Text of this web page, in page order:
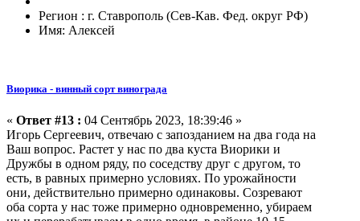
Регион : г. Ставрополь (Сев-Кав. Фед. округ РФ)
Имя: Алексей
Виорика - винный сорт винограда
« Ответ #13 : 04 Сентябрь 2023, 18:39:46 »
Игорь Сергеевич, отвечаю с запозданием на два года на
Ваш вопрос. Растет у нас по два куста Виорики и
Дружбы в одном ряду, по соседству друг с другом, то
есть, в равных примерно условиях. По урожайности
они, действительно примерно одинаковы. Созревают
оба сорта у нас тоже примерно одновременно, убираем